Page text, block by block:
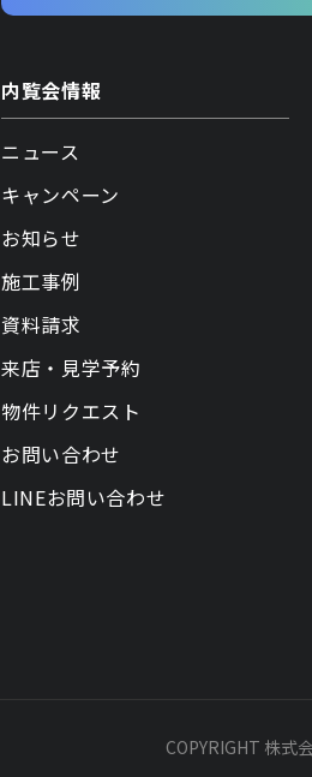
内覧会情報
ニュース
キャンペーン
お知らせ
施工事例
資料請求
来店・見学予約
物件リクエスト
お問い合わせ
LINEお問い合わせ
COPYRIGHT 株式